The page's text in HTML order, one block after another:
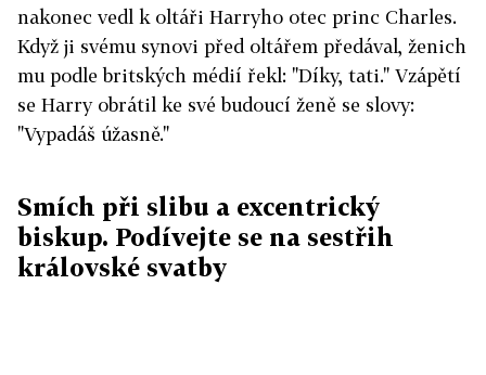
nakonec vedl k oltáři Harryho otec princ Charles.
Když ji svému synovi před oltářem předával, ženich
mu podle britských médií řekl: "Díky, tati." Vzápětí
se Harry obrátil ke své budoucí ženě se slovy:
"Vypadáš úžasně."
Smích při slibu a excentrický
biskup. Podívejte se na sestřih
královské svatby